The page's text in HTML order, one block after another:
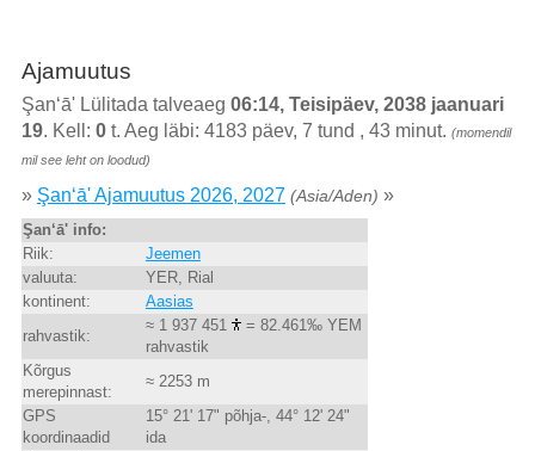
Ajamuutus
Şan‘ā' Lülitada talveaeg 06:14, Teisipäev, 2038 jaanuari
19. Kell: 0t. Aeg läbi: 4183 päev, 7 tund , 43 minut. (momendil
mil see leht on loodud)
» Şan‘ā' Ajamuutus 2026, 2027 (Asia/Aden) »
Şan‘ā' info:
Riik:
Jeemen
valuuta:
YER, Rial
kontinent:
Aasias
rahvastik:
≈ 1 937 451
= 82.461‰ YEM
rahvastik
Kõrgus
merepinnast:
≈ 2253 m
GPS
koordinaadid
15° 21' 17" põhja-, 44° 12' 24"
ida